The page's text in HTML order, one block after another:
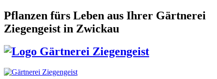
Pflanzen fürs Leben aus Ihrer Gärtnerei
Ziegengeist in Zwickau